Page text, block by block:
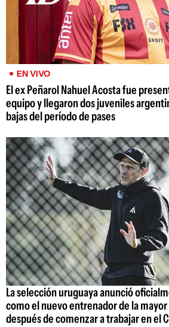
EN VIVO
El ex Peñarol Nahuel Acosta fue
equipo y llegaron dos juveniles
bajas del período de pases
La selección uruguaya anunció
como el nuevo entrenador de la mayor
después de comenzar a trabajar en el